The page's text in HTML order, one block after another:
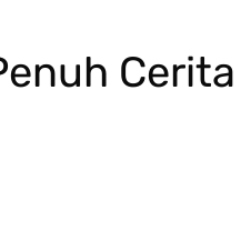
Cerita